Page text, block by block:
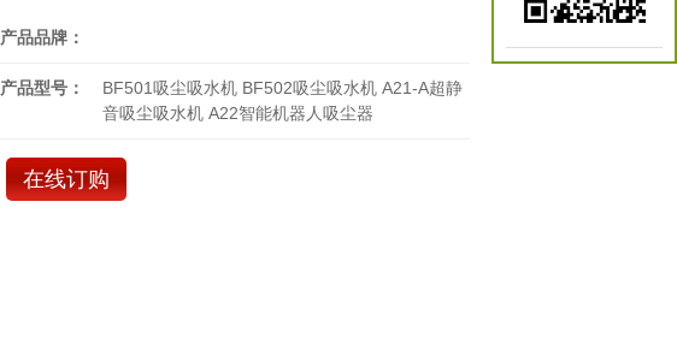
产品品牌：
产品型号：
BF501吸尘吸水机 BF502吸尘吸水机 A21-A超静
音吸尘吸水机 A22智能机器人吸尘器
在线订购